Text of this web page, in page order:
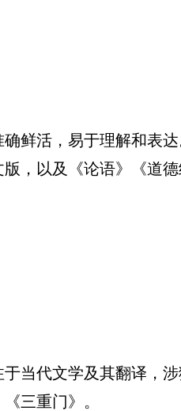
鲜活，易于理解和表达
，以及《论语》《道德
当代文学及其翻译，涉
三重门》。